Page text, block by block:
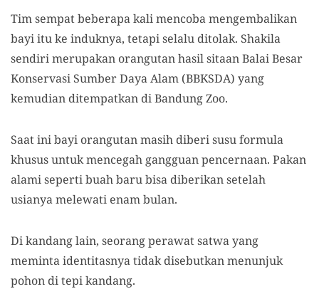
Tim sempat beberapa kali mencoba mengembalikan
bayi itu ke induknya, tetapi selalu ditolak. Shakila
sendiri merupakan orangutan hasil sitaan Balai Besar
Konservasi Sumber Daya Alam (BBKSDA) yang
kemudian ditempatkan di Bandung Zoo.
Saat ini bayi orangutan masih diberi susu formula
khusus untuk mencegah gangguan pencernaan. Pakan
alami seperti buah baru bisa diberikan setelah
usianya melewati enam bulan.
Di kandang lain, seorang perawat satwa yang
meminta identitasnya tidak disebutkan menunjuk
pohon di tepi kandang.